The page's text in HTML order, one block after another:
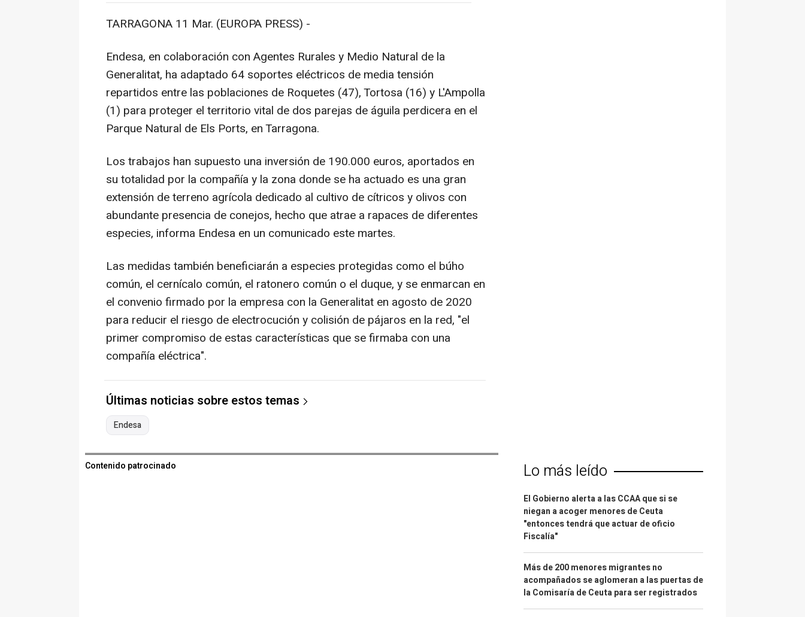
TARRAGONA 11 Mar. (EUROPA PRESS) -
Endesa, en colaboración con Agentes Rurales y Medio Natural de la
Generalitat, ha adaptado 64 soportes eléctricos de media tensión
repartidos entre las poblaciones de Roquetes (47), Tortosa (16) y L'Ampolla
(1) para proteger el territorio vital de dos parejas de águila perdicera en el
Parque Natural de Els Ports, en Tarragona.
Los trabajos han supuesto una inversión de 190.000 euros, aportados en
su totalidad por la compañía y la zona donde se ha actuado es una gran
extensión de terreno agrícola dedicado al cultivo de cítricos y olivos con
abundante presencia de conejos, hecho que atrae a rapaces de diferentes
especies, informa Endesa en un comunicado este martes.
Las medidas también beneficiarán a especies protegidas como el búho
común, el cernícalo común, el ratonero común o el duque, y se enmarcan en
el convenio firmado por la empresa con la Generalitat en agosto de 2020
para reducir el riesgo de electrocución y colisión de pájaros en la red, "el
primer compromiso de estas características que se firmaba con una
compañía eléctrica".
Últimas noticias sobre estos temas
Endesa
Contenido patrocinado Lo más leído
El Gobierno alerta a las CCAA que si se
niegan a acoger menores de Ceuta
"entonces tendrá que actuar de oficio
Fiscalía"
Más de 200 menores migrantes no
acompañados se aglomeran a las puertas de
la Comisaría de Ceuta para ser registrados